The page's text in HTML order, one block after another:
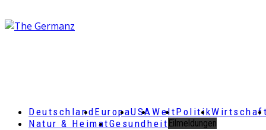
DeutschlandEuropaUSAWeltPolitikWirtschaft
Natur & HeimatGesundheit Eilmeldungen